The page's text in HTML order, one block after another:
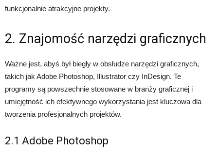
funkcjonalnie atrakcyjne projekty.
2. Znajomość narzędzi graficznych
Ważne jest, abyś był biegły w obsłudze narzędzi graficznych,
takich jak Adobe Photoshop, Illustrator czy InDesign. Te
programy są powszechnie stosowane w branży graficznej i
umiejętność ich efektywnego wykorzystania jest kluczowa dla
tworzenia profesjonalnych projektów.
2.1 Adobe Photoshop